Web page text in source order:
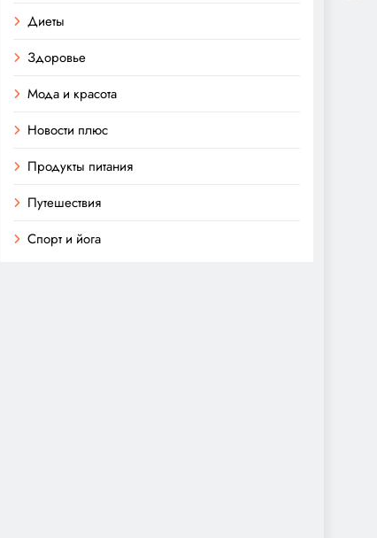
Диеты
Здоровье
Мода и красота
Новости плюс
Продукты питания
Путешествия
Спорт и йога